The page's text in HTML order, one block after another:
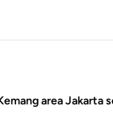
area Jakarta